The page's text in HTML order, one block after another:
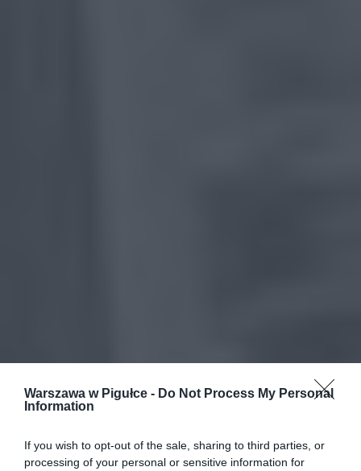
Warszawa w Pigułce - Do Not Process My Personal
Information
If you wish to opt-out of the sale, sharing to third parties, or
processing of your personal or sensitive information for